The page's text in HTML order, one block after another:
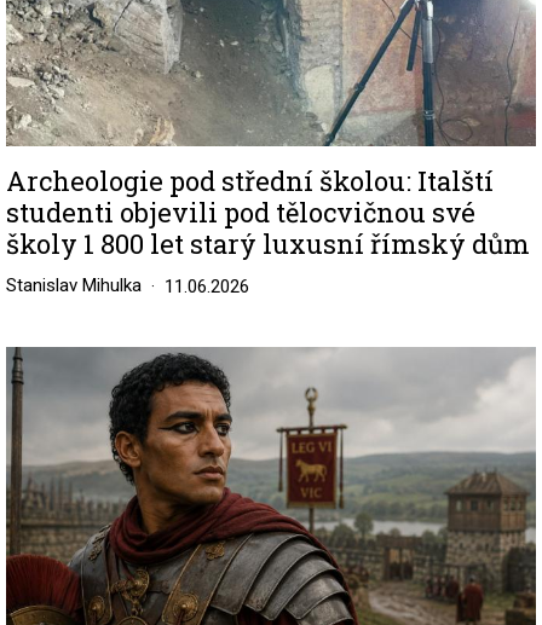
Archeologie pod střední školou: Italští
studenti objevili pod tělocvičnou své
školy 1 800 let starý luxusní římský dům
Stanislav Mihulka 11.06.2026
Image